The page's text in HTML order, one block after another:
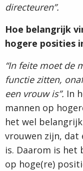
directeuren”.
Hoe belangrijk
hogere posities
“In feite moet de
functie zitten,
een vrouw is”. In
mannen op
het wel
vrouwen zijn, dat
is. Daarom is het
op hoge(re)